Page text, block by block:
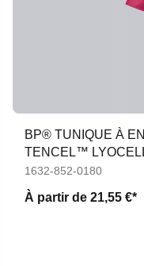
BP® TUNIQUE À
TENCEL™
1632-852-0180
À partir de 21,55 €*